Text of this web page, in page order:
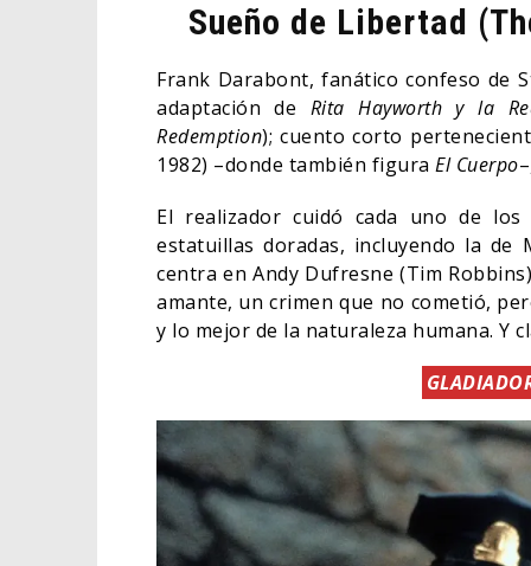
Sueño de Libertad
Frank Darabont, fanático confeso de
adaptación de Rita Hayworth y la
Redemption); cuento corto
1982) –donde también figura El Cuerpo
El realizador cuidó cada uno de
estatuillas doradas, incluyendo la de
centra en Andy Dufresne (Tim
amante, un crimen que no cometió,
y lo mejor de la naturaleza humana. Y